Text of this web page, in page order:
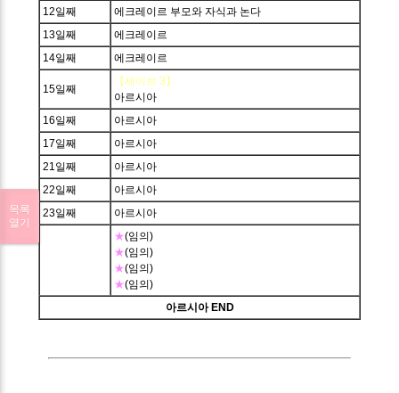
12일째
에크레이르 부모와 자식과 논다
13일째
에크레이르
14일째
에크레이르
15일째
【세이브 3】
아르시아
16일째
아르시아
17일째
아르시아
21일째
아르시아
22일째
아르시아
23일째
아르시아
★(임의)
★(임의)
★(임의)
★(임의)
아르시아 END
목록
열기